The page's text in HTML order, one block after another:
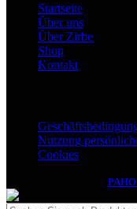
Startseite
Über uns
Über Zirbe
Shop
Kontakt
Nutzung
Cookies